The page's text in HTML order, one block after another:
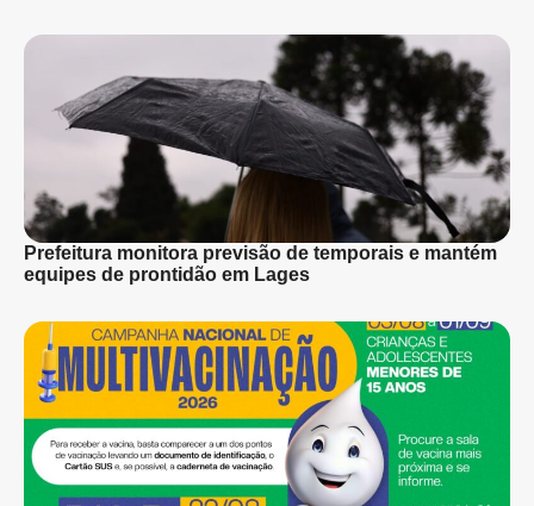
Prefeitura monitora previsão de temporais e mantém
equipes de prontidão em Lages